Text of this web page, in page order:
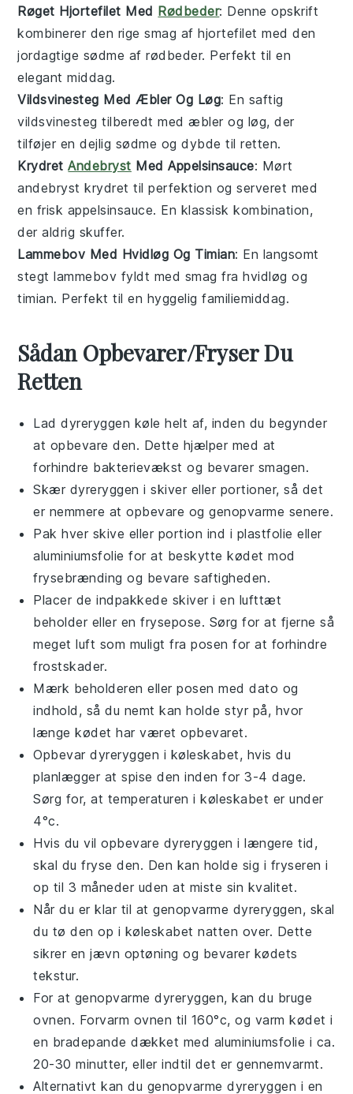
Røget Hjortefilet Med Rødbeder: Denne opskrift
kombinerer den rige smag afhjortefilet med den
jordagtige sødme afrødbeder. Perfekt til en
elegant middag.
Vildsvinesteg Med Æbler Og Løg: En saftig
vildsvinesteg tilberedt medæbler og løg, der
tilføjer en dejlig sødme og dybde til retten.
KrydretAndebryst Med Appelsinsauce: Mørt
andebryst krydret til perfektion og serveret med
en frisk appelsinsauce. En klassisk kombination,
der aldrig skuffer.
Lammebov Med Hvidløg Og Timian: En langsomt
stegtlammebov fyldt med smag frahvidløg og
timian. Perfekt til en hyggelig familiemiddag.
Sådan Opbevarer/Fryser Du
Retten
Laddyreryggen køle helt af, inden du begynder
at opbevare den. Dette hjælper med at
forhindre bakterievækst og bevarer smagen.
Skær dyreryggen i skiver eller portioner, så det
er nemmere at opbevare og genopvarme senere.
Pak hver skive eller portion ind i plastfolie eller
aluminiumsfolie for at beskytte kødet mod
frysebrænding og bevare saftigheden.
Placer de indpakkede skiver i en lufttæt
beholder eller enfrysepose. Sørg for at fjerne så
meget luft som muligt fra posen for at forhindre
frostskader.
Mærk beholderen eller posen med dato og
indhold, så du nemt kan holde styr på, hvor
længe kødet har været opbevaret.
Opbevardyreryggen i køleskabet, hvis du
planlægger at spise den inden for 3-4 dage.
Sørg for, at temperaturen i køleskabet er under
4°c.
Hvis du vil opbevare dyreryggen i længere tid,
skal du fryse den. Den kan holde sig i fryseren i
op til 3 måneder uden at miste sin kvalitet.
Når du er klar til at genopvarme dyreryggen, skal
du tø den op i køleskabet natten over. Dette
sikrer en jævn optøning og bevarer kødets
tekstur.
For at genopvarmedyreryggen, kan du bruge
ovnen. Forvarm ovnen til 160°c, og varm kødet i
en bradepande dækket med aluminiumsfolie i ca.
20-30 minutter, eller indtil det er gennemvarmt.
Alternativt kan du genopvarmedyreryggen i en